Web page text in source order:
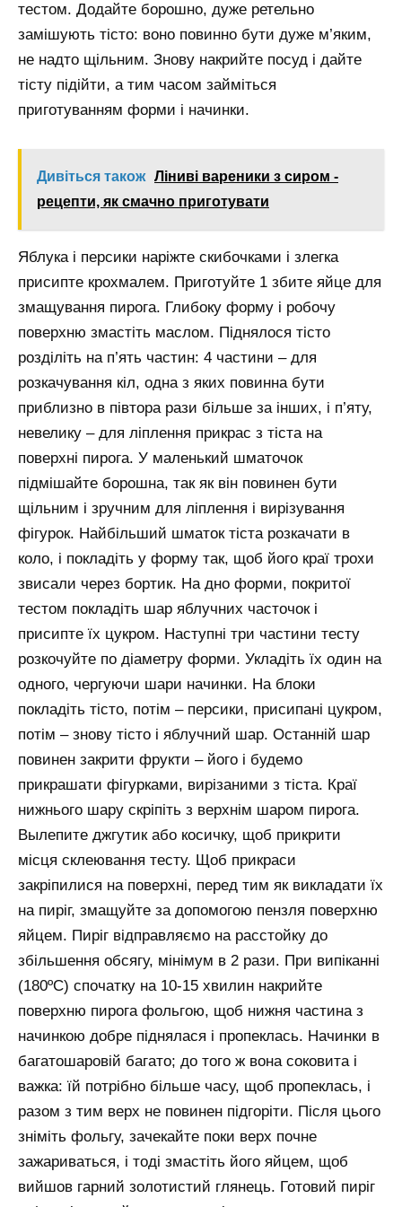
тестом. Додайте борошно, дуже ретельно
замішують тісто: воно повинно бути дуже м’яким,
не надто щільним. Знову накрийте посуд і дайте
тісту підійти, а тим часом займіться
приготуванням форми і начинки.
Дивіться також Ліниві вареники з сиром -
рецепти, як смачно приготувати
Яблука і персики наріжте скибочками і злегка
присипте крохмалем. Приготуйте 1 збите яйце для
змащування пирога. Глибоку форму і робочу
поверхню змастіть маслом. Піднялося тісто
розділіть на п’ять частин: 4 частини – для
розкачування кіл, одна з яких повинна бути
приблизно в півтора рази більше за інших, і п’яту,
невелику – для ліплення прикрас з тіста на
поверхні пирога. У маленький шматочок
підмішайте борошна, так як він повинен бути
щільним і зручним для ліплення і вирізування
фігурок. Найбільший шматок тіста розкачати в
коло, і покладіть у форму так, щоб його краї трохи
звисали через бортик. На дно форми, покритої
тестом покладіть шар яблучних часточок і
присипте їх цукром. Наступні три частини тесту
розкочуйте по діаметру форми. Укладіть їх один на
одного, чергуючи шари начинки. На блоки
покладіть тісто, потім – персики, присипані цукром,
потім – знову тісто і яблучний шар. Останній шар
повинен закрити фрукти – його і будемо
прикрашати фігурками, вирізаними з тіста. Краї
нижнього шару скріпіть з верхнім шаром пирога.
Вылепите джгутик або косичку, щоб прикрити
місця склеювання тесту. Щоб прикраси
закріпилися на поверхні, перед тим як викладати їх
на пиріг, змащуйте за допомогою пензля поверхню
яйцем. Пиріг відправляємо на расстойку до
збільшення обсягу, мінімум в 2 рази. При випіканні
(180ºϹ) спочатку на 10-15 хвилин накрийте
поверхню пирога фольгою, щоб нижня частина з
начинкою добре піднялася і пропеклась. Начинки в
багатошаровій багато; до того ж вона соковита і
важка: їй потрібно більше часу, щоб пропеклась, і
разом з тим верх не повинен підгоріти. Після цього
зніміть фольгу, зачекайте поки верх почне
зажариваться, і тоді змастіть його яйцем, щоб
вийшов гарний золотистий глянець. Готовий пиріг